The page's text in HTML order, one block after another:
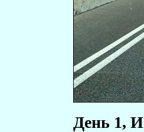
День 1,